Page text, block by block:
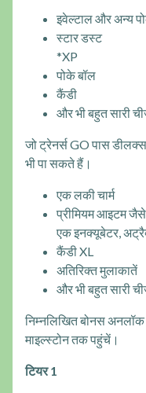
इवेल्टाल और अन्य
स्टार डस्ट
*XP
पोके बॉल
कैंडी
और भी बहुत सारी
जो ट्रेनर्स GO पास
भी पा सकते हैं।
एक लकी चार्म
प्रीमियम आइटम
एक इनक्यूबेटर,
कैंडी XL
अतिरिक्त मुलाकातें
और भी बहुत सारी
निम्नलिखित बोनस
माइल्स्टोन तक पहुंचें।
टियर 1